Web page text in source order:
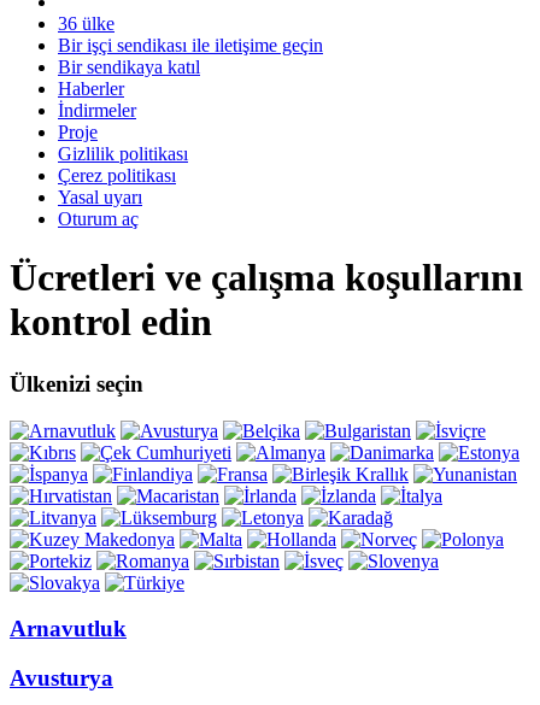
36 ülke
Bir işçi sendikası ile iletişime geçin
Bir sendikaya katıl
Haberler
İndirmeler
Proje
Gizlilik politikası
Çerez politikası
Yasal uyarı
Oturum aç
Ücretleri ve çalışma koşullarını
kontrol edin
Ülkenizi seçin
Arnavutluk
Avusturya